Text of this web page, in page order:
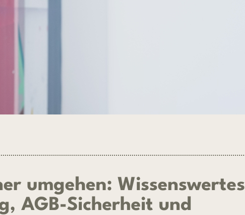
umgehen: Wissenswertes
AGB-Sicherheit und